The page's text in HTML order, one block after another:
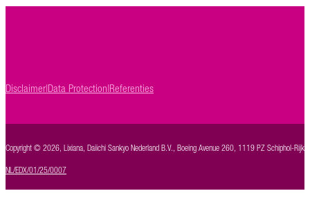
Disclaimer Data Protection Referenties
Copyright © 2026, Lixiana, Daiichi Sankyo Nederland B.V., Boeing Avenue 260, 1119 PZ Schiphol-Rijk,
NL/EDX/01/25/0007